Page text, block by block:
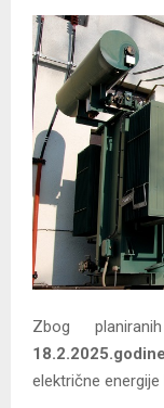
Zbog
električne